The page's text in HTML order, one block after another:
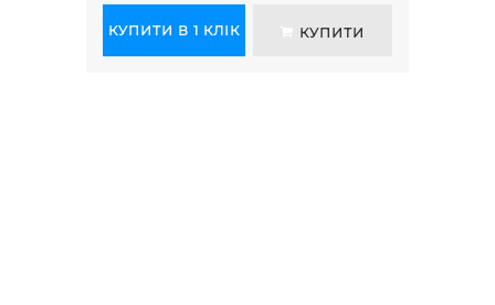
КУПИТИ В 1 КЛІК КУПИТИ